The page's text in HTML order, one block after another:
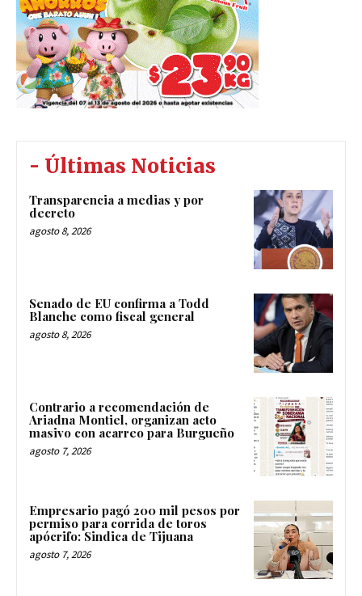
- Últimas Noticias
Transparencia a medias y por
decreto
agosto 8, 2026
Senado de EU confirma a Todd
Blanche como fiscal general
agosto 8, 2026
Contrario a recomendación de
Ariadna Montiel, organizan acto
masivo con acarreo para Burgueño
agosto 7, 2026
Empresario pagó 200 mil pesos por
permiso para corrida de toros
apócrifo: Sindica de Tijuana
agosto 7, 2026